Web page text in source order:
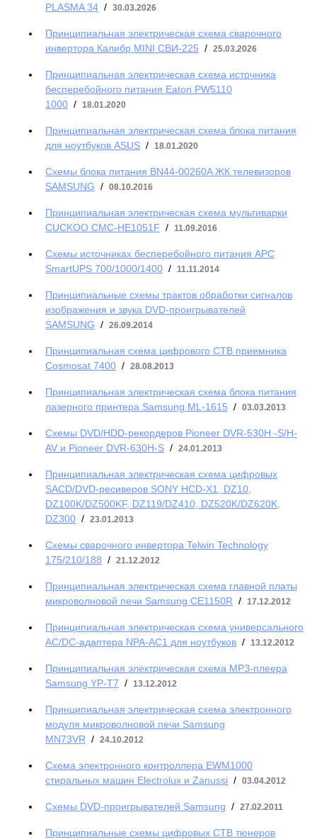
PLASMA 34 / 30.03.2026
Принципиальная электрическая схема сварочного
инвертора Калибр MINI СВИ-225 / 25.03.2026
Принципиальная электрическая схема источника
бесперебойного питания Eaton PW5110
1000 / 18.01.2020
Принципиальная электрическая схема блока питания
для ноутбуков ASUS / 18.01.2020
Схемы блока питания BN44-00260A ЖК телевизоров
SAMSUNG / 08.10.2016
Принципиальная электрическая схема мультиварки
CUCKOO CMC-HE1051F / 11.09.2016
Схемы источниках бесперебойного питания APC
SmartUPS 700/1000/1400 / 11.11.2014
Принципиальные схемы трактов обработки сигналов
изображения и звука DVD-проигрывателей
SAMSUNG / 26.09.2014
Принципиальная схема цифрового СТВ приемника
Cosmosat 7400 / 28.08.2013
Принципиальная электрическая схема блока питания
лазерного принтера Samsung ML-1615 / 03.03.2013
Схемы DVD/HDD-рекордеров Pioneer DVR-530H -S/H-
AV и Pioneer DVR-630H-S / 24.01.2013
Принципиальная электрическая схема цифровых
SACD/DVD-ресиверов SONY HCD-X1, DZ10,
DZ100K/DZ500KF, DZ119/DZ410, DZ520K/DZ620K,
DZ300 / 23.01.2013
Схемы сварочного инвертора Telwin Technology
175/210/188 / 21.12.2012
Принципиальная электрическая схема главной платы
микроволновой печи Samsung СЕ1150R / 17.12.2012
Принципиальная электрическая схема универсального
AC/DC-адаптера NPA-AC1 для ноутбуков / 13.12.2012
Принципиальная электрическая схема МРЗ-плеера
Samsung YP-T7 / 13.12.2012
Принципиальная электрическая схема электронного
модуля микроволновой печи Samsung
MN73VR / 24.10.2012
Схема электронного контроллера EWM1000
стиральных машин Electrolux и Zanussi / 03.04.2012
Схемы DVD-проигрывателей Samsung / 27.02.2011
Принципиальные схемы цифровых СТВ тюнеров